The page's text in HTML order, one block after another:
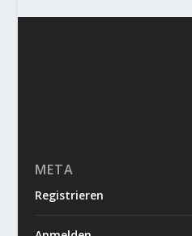
META
Registrieren